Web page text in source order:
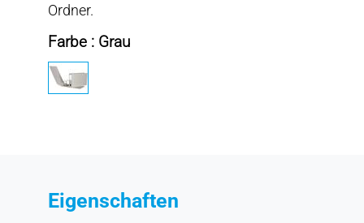
Ordner.
Farbe : Grau
Eigenschaften